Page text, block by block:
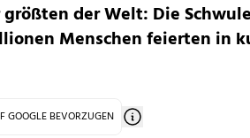
der Welt: Die
Menschen feierten in
GOOGLE BEVORZUGEN